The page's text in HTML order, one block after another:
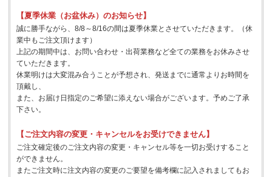
【夏季休業（お盆休み）のお知らせ】
誠に勝手ながら、8/8～8/16の間は夏季休業とさせていただきます。（休
業中もご注文頂けます）
上記の期間中は、お問い合わせ・出荷業務など全ての業務をお休みさせ
ていただきます。
休業明けは大変混み合うことが予想され、発送までに通常よりお時間を
頂戴し、
また、お届け日指定のご希望に添えない場合がございます。予めご了承
下さい。
【ご注文内容の変更・キャンセルをお受けできません】
ご注文確定後のご注文内容の変更・キャンセル等を一切お受けすること
ができません。
またご注文時に注文内容の変更のご要望を備考欄に記入されましてもお